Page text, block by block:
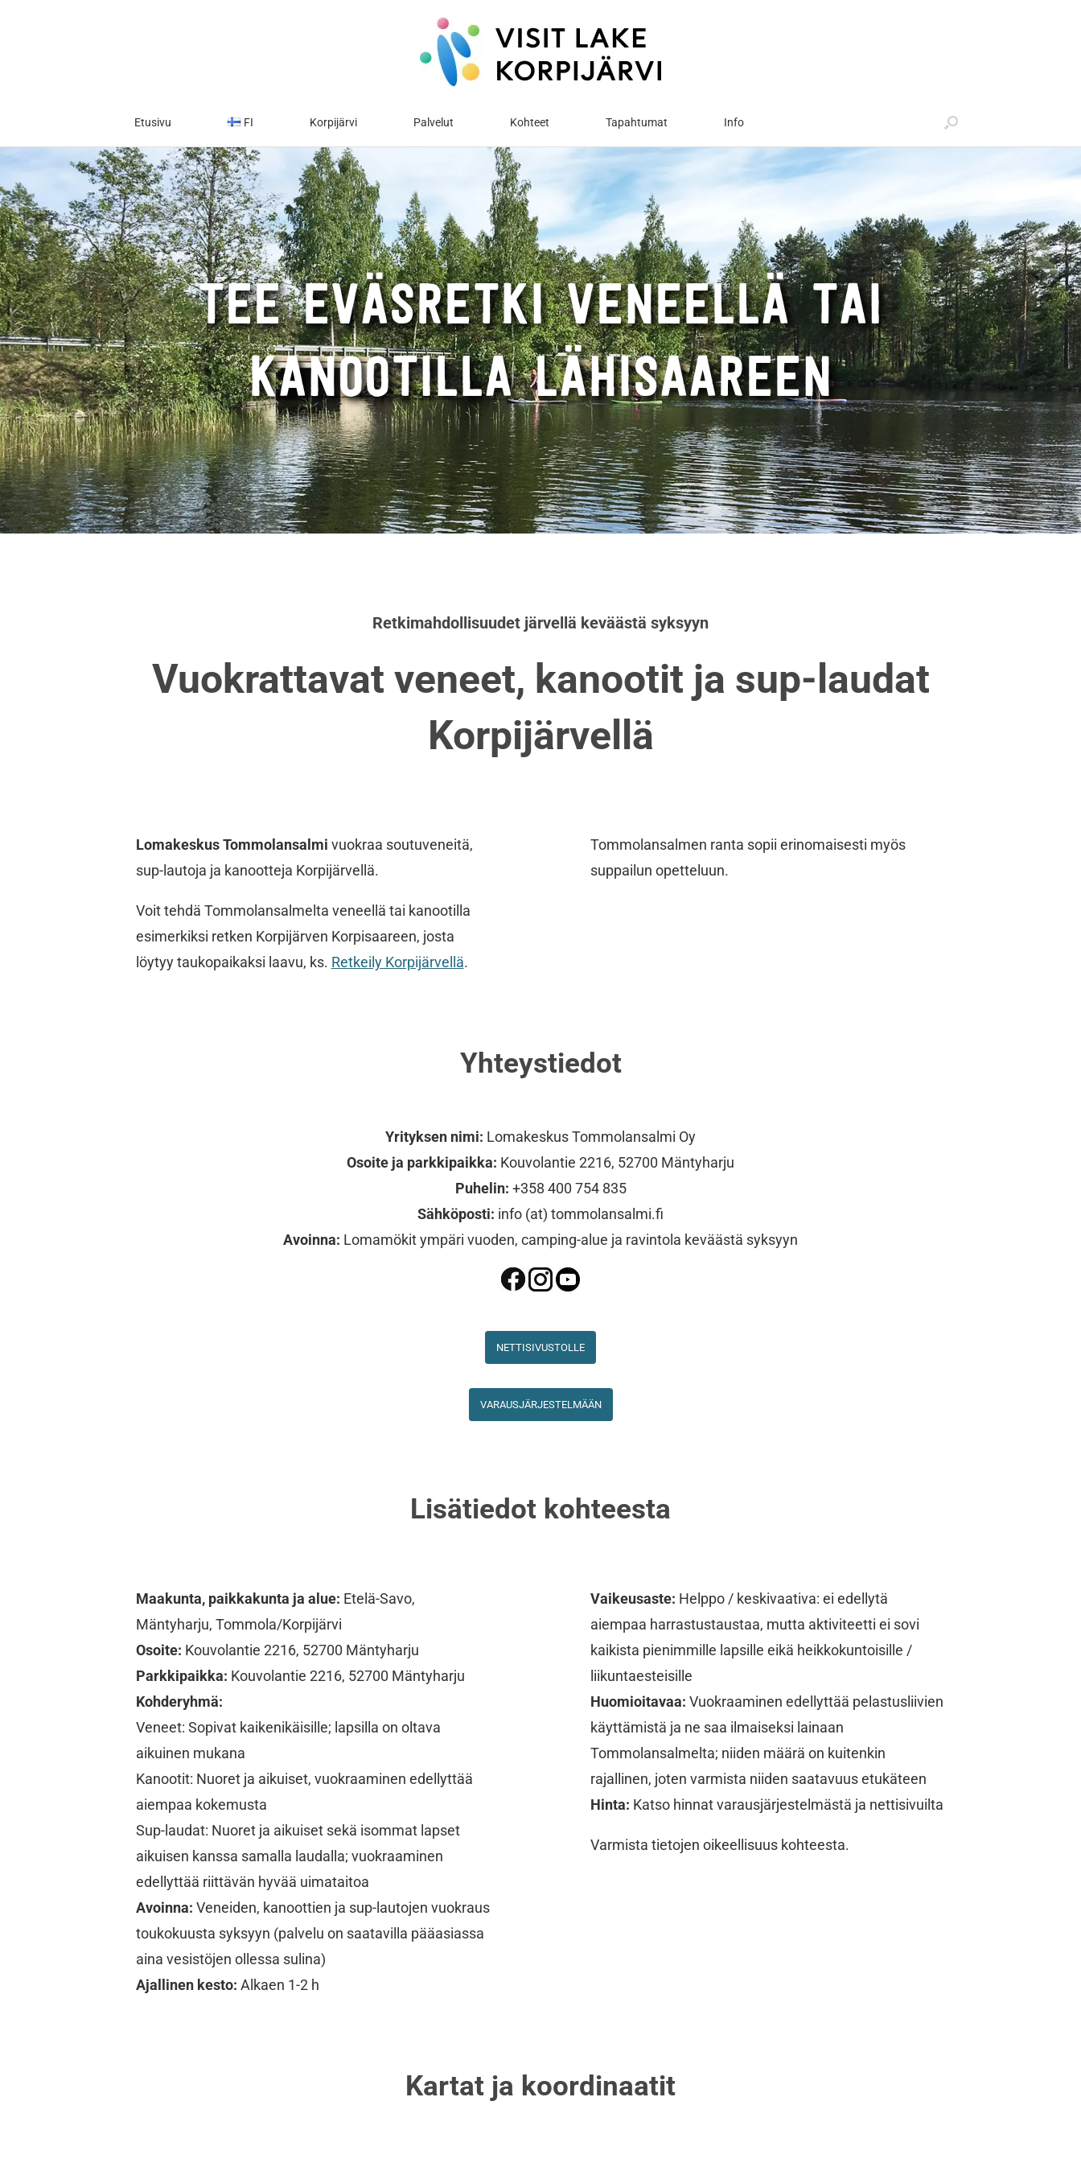
Etusivu FI Korpijärvi Palvelut Kohteet Tapahtumat Info
TEE EVÄSRETKI VENEELLÄ TAI
KANOOTILLA LÄHISAAREEN
Retkimahdollisuudet järvellä keväästä syksyyn
Vuokrattavat veneet, kanootit ja sup-laudat
Korpijärvellä
Lomakeskus Tommolansalmi vuokraa soutuveneitä,
sup-lautoja ja kanootteja Korpijärvellä.
Voit tehdä Tommolansalmelta veneellä tai kanootilla
esimerkiksi retken Korpijärven Korpisaareen, josta
löytyy taukopaikaksi laavu, ks. Retkeily Korpijärvellä.
Tommolansalmen ranta sopii erinomaisesti myös
suppailun opetteluun.
Yhteystiedot
Yrityksen nimi: Lomakeskus Tommolansalmi Oy
Osoite ja parkkipaikka: Kouvolantie 2216, 52700 Mäntyharju
Puhelin: +358 400 754 835
Sähköposti: info (at) tommolansalmi.fi
Avoinna: Lomamökit ympäri vuoden, camping-alue ja ravintola keväästä syksyyn
NETTISIVUSTOLLE
VARAUSJÄRJESTELMÄÄN
Lisätiedot kohteesta
Maakunta, paikkakunta ja alue: Etelä-Savo,
Mäntyharju, Tommola/Korpijärvi
Osoite: Kouvolantie 2216, 52700 Mäntyharju
Parkkipaikka: Kouvolantie 2216, 52700 Mäntyharju
Kohderyhmä:
Veneet: Sopivat kaikenikäisille; lapsilla on oltava
aikuinen mukana
Kanootit: Nuoret ja aikuiset, vuokraaminen edellyttää
aiempaa kokemusta
Sup-laudat: Nuoret ja aikuiset sekä isommat lapset
aikuisen kanssa samalla laudalla; vuokraaminen
edellyttää riittävän hyvää uimataitoa
Avoinna: Veneiden, kanoottien ja sup-lautojen vuokraus
toukokuusta syksyyn (palvelu on saatavilla pääasiassa
aina vesistöjen ollessa sulina)
Ajallinen kesto: Alkaen 1-2 h
Vaikeusaste: Helppo / keskivaativa: ei edellytä
aiempaa harrastustaustaa, mutta aktiviteetti ei sovi
kaikista pienimmille lapsille eikä heikkokuntoisille /
liikuntaesteisille
Huomioitavaa: Vuokraaminen edellyttää pelastusliivien
käyttämistä ja ne saa ilmaiseksi lainaan
Tommolansalmelta; niiden määrä on kuitenkin
rajallinen, joten varmista niiden saatavuus etukäteen
Hinta: Katso hinnat varausjärjestelmästä ja nettisivuilta
Varmista tietojen oikeellisuus kohteesta.
Kartat ja koordinaatit